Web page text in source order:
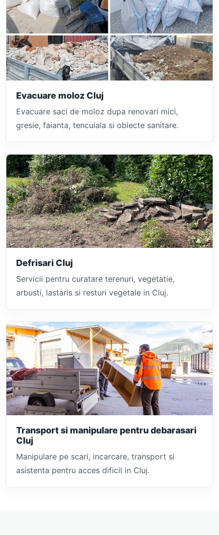
Evacuare moloz Cluj
Evacuare saci de moloz dupa renovari mici,
gresie, faianta, tencuiala si obiecte sanitare.
Defrisari Cluj
Servicii pentru curatare terenuri, vegetatie,
arbusti, lastaris si resturi vegetale in Cluj.
Transport si manipulare pentru debarasari
Cluj
Manipulare pe scari, incarcare, transport si
asistenta pentru acces dificil in Cluj.